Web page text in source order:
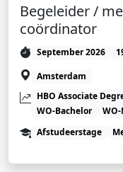
Begeleider /
coördinator
September 2026
Amsterdam
HBO Associate
WO-Bachelor
Afstudeerstage